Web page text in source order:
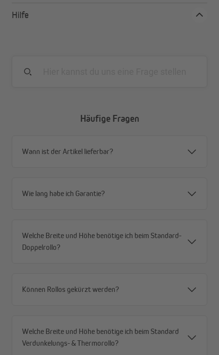
Hilfe
Häufige Fragen
Wann ist der Artikel lieferbar?
Wie lang habe ich Garantie?
Welche Breite und Höhe benötige ich beim Standard-
Doppelrollo?
Können Rollos gekürzt werden?
Welche Breite und Höhe benötige ich beim Standard
Verdunkelungs- & Thermorollo?